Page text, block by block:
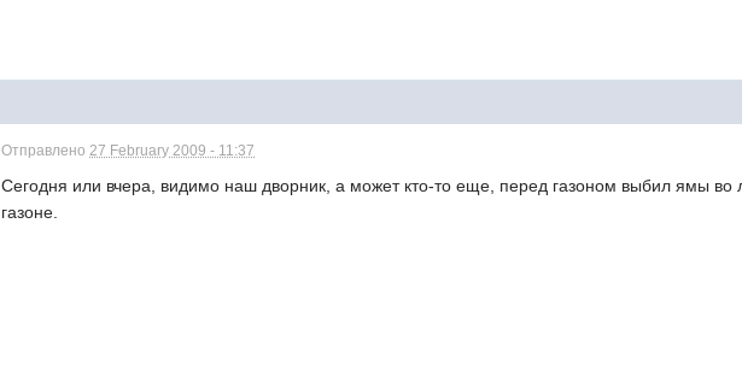
Отправлено27 February 2009 - 11:37
Сегодня или вчера, видимо наш дворник, а может кто-то еще, перед газоном выбил ямы во
газоне.